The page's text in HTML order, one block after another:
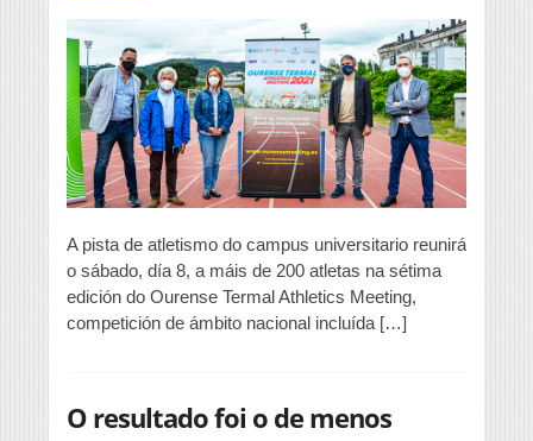
Meeting
A pista de atletismo do campus universitario reunirá
o sábado, día 8, a máis de 200 atletas na sétima
edición do Ourense Termal Athletics Meeting,
competición de ámbito nacional incluída […]
O resultado foi o de menos